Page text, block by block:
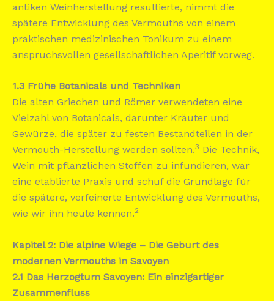
antiken Weinherstellung resultierte, nimmt die
spätere Entwicklung des Vermouths von einem
praktischen medizinischen Tonikum zu einem
anspruchsvollen gesellschaftlichen Aperitif vorweg.
1.3 Frühe Botanicals und Techniken
Die alten Griechen und Römer verwendeten eine
Vielzahl von Botanicals, darunter Kräuter und
Gewürze, die später zu festen Bestandteilen in der
Vermouth-Herstellung werden sollten.3 Die Technik,
Wein mit pflanzlichen Stoffen zu infundieren, war
eine etablierte Praxis und schuf die Grundlage für
die spätere, verfeinerte Entwicklung des Vermouths,
wie wir ihn heute kennen.2
Kapitel 2: Die alpine Wiege – Die Geburt des
modernen Vermouths in Savoyen
2.1 Das Herzogtum Savoyen: Ein einzigartiger
Zusammenfluss